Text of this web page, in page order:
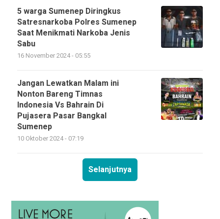
5 warga Sumenep Diringkus
Satresnarkoba Polres Sumenep
Saat Menikmati Narkoba Jenis
Sabu
16 November 2024 - 05:55
Jangan Lewatkan Malam ini
Nonton Bareng Timnas
Indonesia Vs Bahrain Di
Pujasera Pasar Bangkal
Sumenep
10 Oktober 2024 - 07:19
Selanjutnya